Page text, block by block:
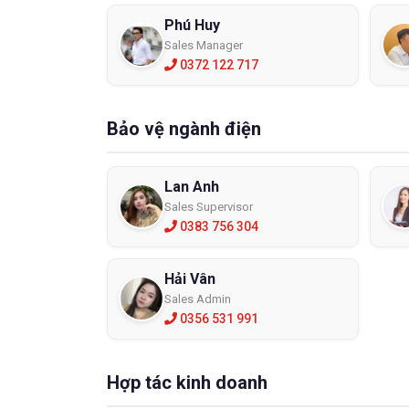
Đây là
dụng
Phú Huy
Sales Manager
0372 122 717
Bảo vệ ngành điện
Lan Anh
Sales Supervisor
0383 756 304
Hải Vân
Sales Admin
0356 531 991
Hợp tác kinh doanh